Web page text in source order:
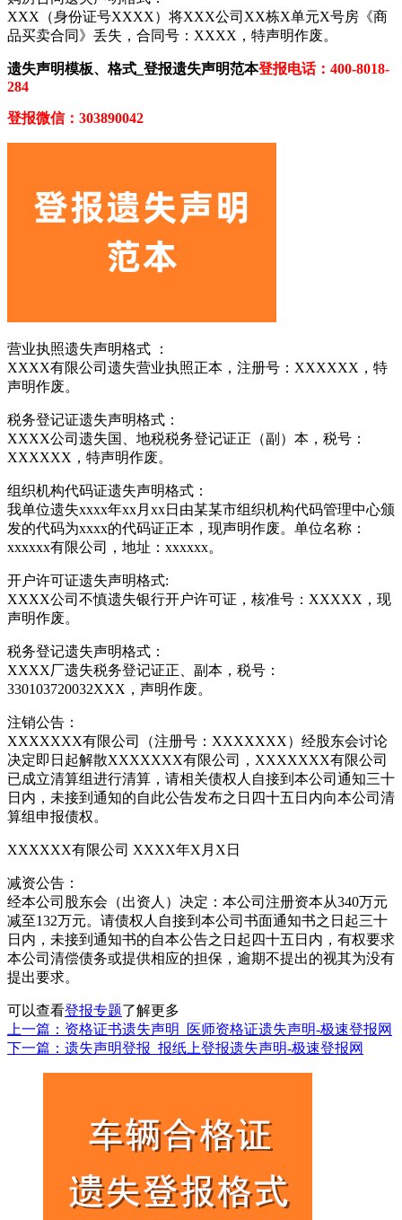
XXX（身份证号XXXX）将XXX公司XX栋X单元X号房《商
品买卖合同》丢失，合同号：XXXX，特声明作废。
遗失声明模板、格式_登报遗失声明范本登报电话：400-8018-
284
登报微信：303890042
营业执照遗失声明格式 ：
XXXX有限公司遗失营业执照正本，注册号：XXXXXX，特
声明作废。
税务登记证遗失声明格式：
XXXX公司遗失国、地税税务登记证正（副）本，税号：
XXXXXX，特声明作废。
组织机构代码证遗失声明格式：
我单位遗失xxxx年xx月xx日由某某市组织机构代码管理中心颁
发的代码为xxxx的代码证正本，现声明作废。单位名称：
xxxxxx有限公司，地址：xxxxxx。
开户许可证遗失声明格式:
XXXX公司不慎遗失银行开户许可证，核准号：XXXXX，现
声明作废。
税务登记遗失声明格式：
XXXX厂遗失税务登记证正、副本，税号：
330103720032XXX，声明作废。
注销公告：
XXXXXXX有限公司（注册号：XXXXXXX）经股东会讨论
决定即日起解散XXXXXXX有限公司，XXXXXXX有限公司
已成立清算组进行清算，请相关债权人自接到本公司通知三十
日内，未接到通知的自此公告发布之日四十五日内向本公司清
算组申报债权。
XXXXXX有限公司 XXXX年X月X日
减资公告：
经本公司股东会（出资人）决定：本公司注册资本从340万元
减至132万元。请债权人自接到本公司书面通知书之日起三十
日内，未接到通知书的自本公告之日起四十五日内，有权要求
本公司清偿债务或提供相应的担保，逾期不提出的视其为没有
提出要求。
可以查看登报专题了解更多
上一篇：资格证书遗失声明_医师资格证遗失声明-极速登报网
下一篇：遗失声明登报_报纸上登报遗失声明-极速登报网